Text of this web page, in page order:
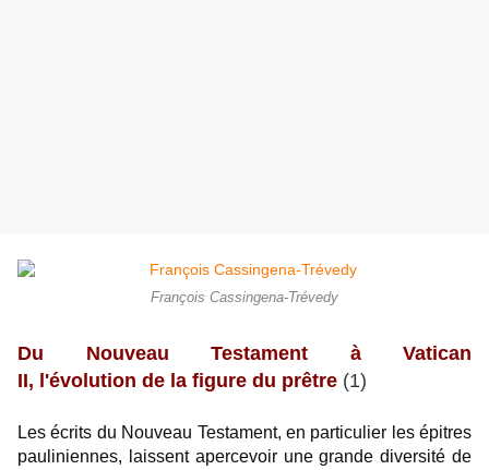
François Cassingena-Trévedy
Du Nouveau Testament à Vatican
II, l'évolution de la figure du prêtre (1)
Les écrits du Nouveau Testament, en particulier les épitres
pauliniennes, laissent apercevoir une grande diversité de